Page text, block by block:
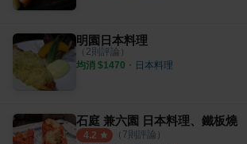
明園日本料理
（ 2則評論）
均消 $1470 ・ 日本料理
石庭 兼六園 日本料理、鐵板燒
4.2 （ 7則評論）